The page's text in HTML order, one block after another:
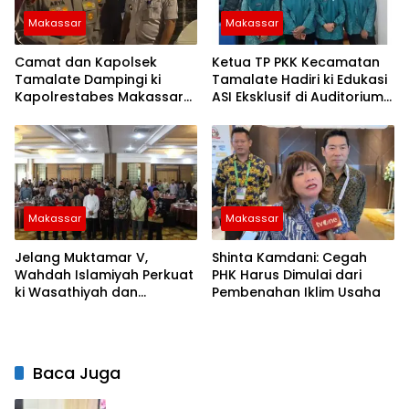
Makassar
Camat dan Kapolsek
Tamalate Dampingi ki
Kapolrestabes Makassar
Sembako di Bontoduri
Makassar
Ketua TP PKK Kecamatan
Tamalate Hadiri ki Edukasi
ASI Eksklusif di Auditorium
Makassar
Jelang Muktamar V,
Wahdah Islamiyah Perkuat
ki Wasathiyah dan
Makassar
Shinta Kamdani: Cegah
PHK Harus Dimulai dari
Pembenahan Iklim Usaha
Baca Juga